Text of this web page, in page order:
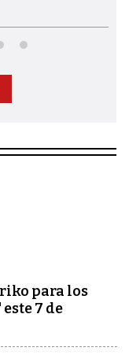
para los
7 de